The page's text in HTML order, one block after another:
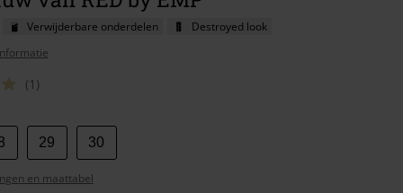
Verwijderbare onderdelen
Destroyed look
(1)
29 30
en maattabel